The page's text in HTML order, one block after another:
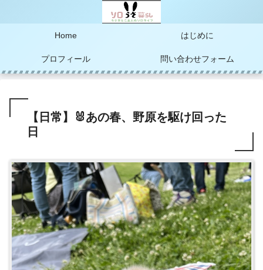
Home はじめに
プロフィール 問い合わせフォーム
【日常】🐰あの春、野原を駆け回った
日